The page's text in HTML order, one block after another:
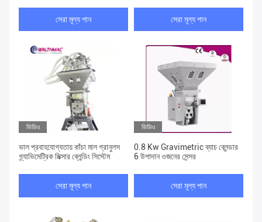
সেরা মূল্য পান সেরা মূল্য পান
ভিডিও
ভাল প্রবাহযোগ্যতায় কাঁচা মাল গ্রানুলস
গ্র্যাভিমেট্রিক মিক্সার ব্লেন্ডিং সিস্টেম
সেরা মূল্য পান
ভিডিও
0.8 Kw Gravimetric ব্যাচ ব্লেন্ডার
6 উপাদান ওজনের সেন্সর
সেরা মূল্য পান